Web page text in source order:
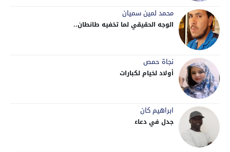
محمد لمين سميان
الوجه الحقيقي لما تخفيه طانطان..
نجاة حمص
أولاد لخيام لكبارات
ابراهيم كان
جدل في دعاء